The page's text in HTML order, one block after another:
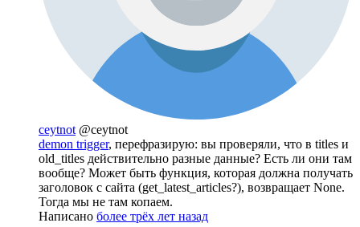
ceytnot @ceytnot
demon trigger, перефразирую: вы проверяли, что в titles и
old_titles действительно разные данные? Есть ли они там
вообще? Может быть функция, которая должна получать
заголовок с сайта (get_latest_articles?), возвращает None.
Тогда мы не там копаем.
Написано более трёх лет назад